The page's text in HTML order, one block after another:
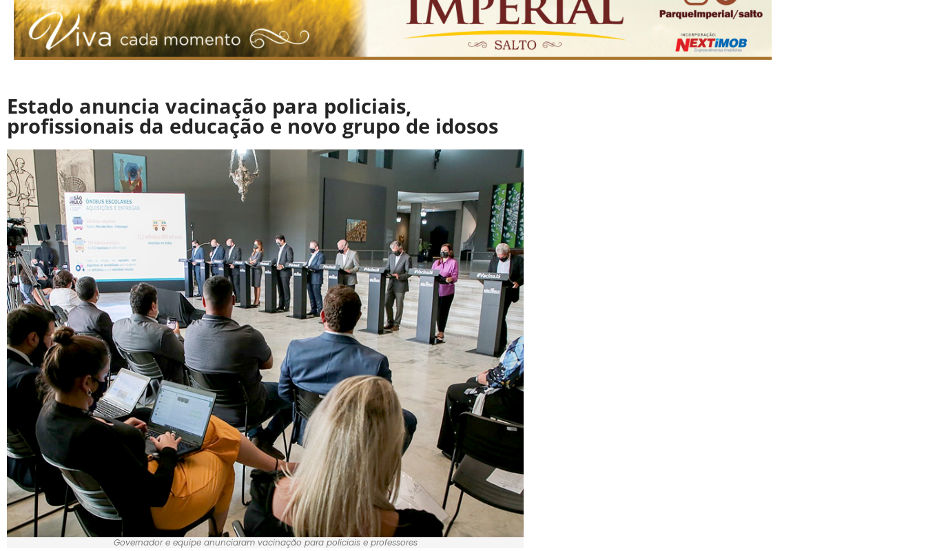
Estado anuncia vacinação para policiais,
profissionais da educação e novo grupo de idosos
Governador e equipe anunciaram vacinação para policiais e professores